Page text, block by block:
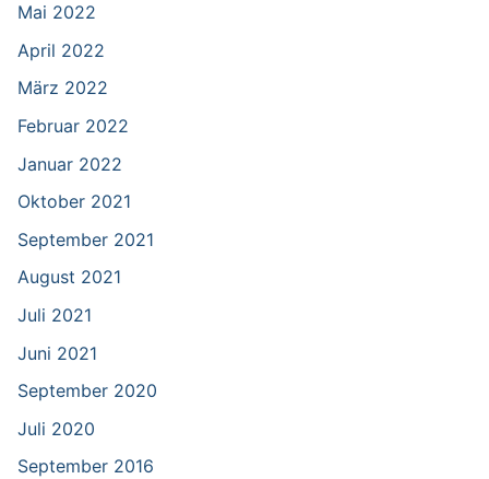
Mai 2022
April 2022
März 2022
Februar 2022
Januar 2022
Oktober 2021
September 2021
August 2021
Juli 2021
Juni 2021
September 2020
Juli 2020
September 2016